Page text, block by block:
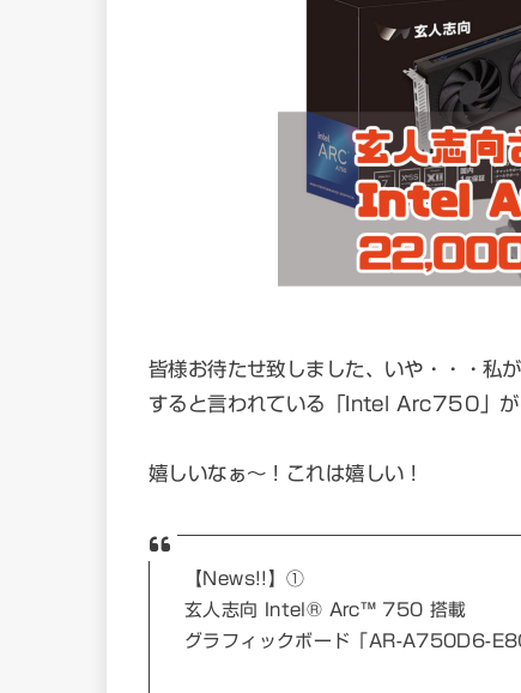
皆様お待たせ致しました、いや・・・
すると言われている「Intel Arc750」が
嬉しいなぁ～！これは嬉しい！
【News!!】①
玄人志向 Intel® Arc™ 750 搭載
グラフィックボード「AR-A750D6-